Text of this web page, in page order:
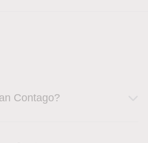
Contago?